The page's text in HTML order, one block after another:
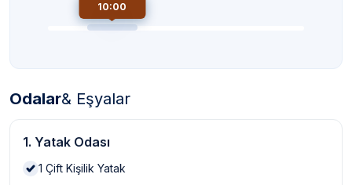
10:00
Odalar& Eşyalar
1. Yatak Odası
1 Çift Kişilik Yatak